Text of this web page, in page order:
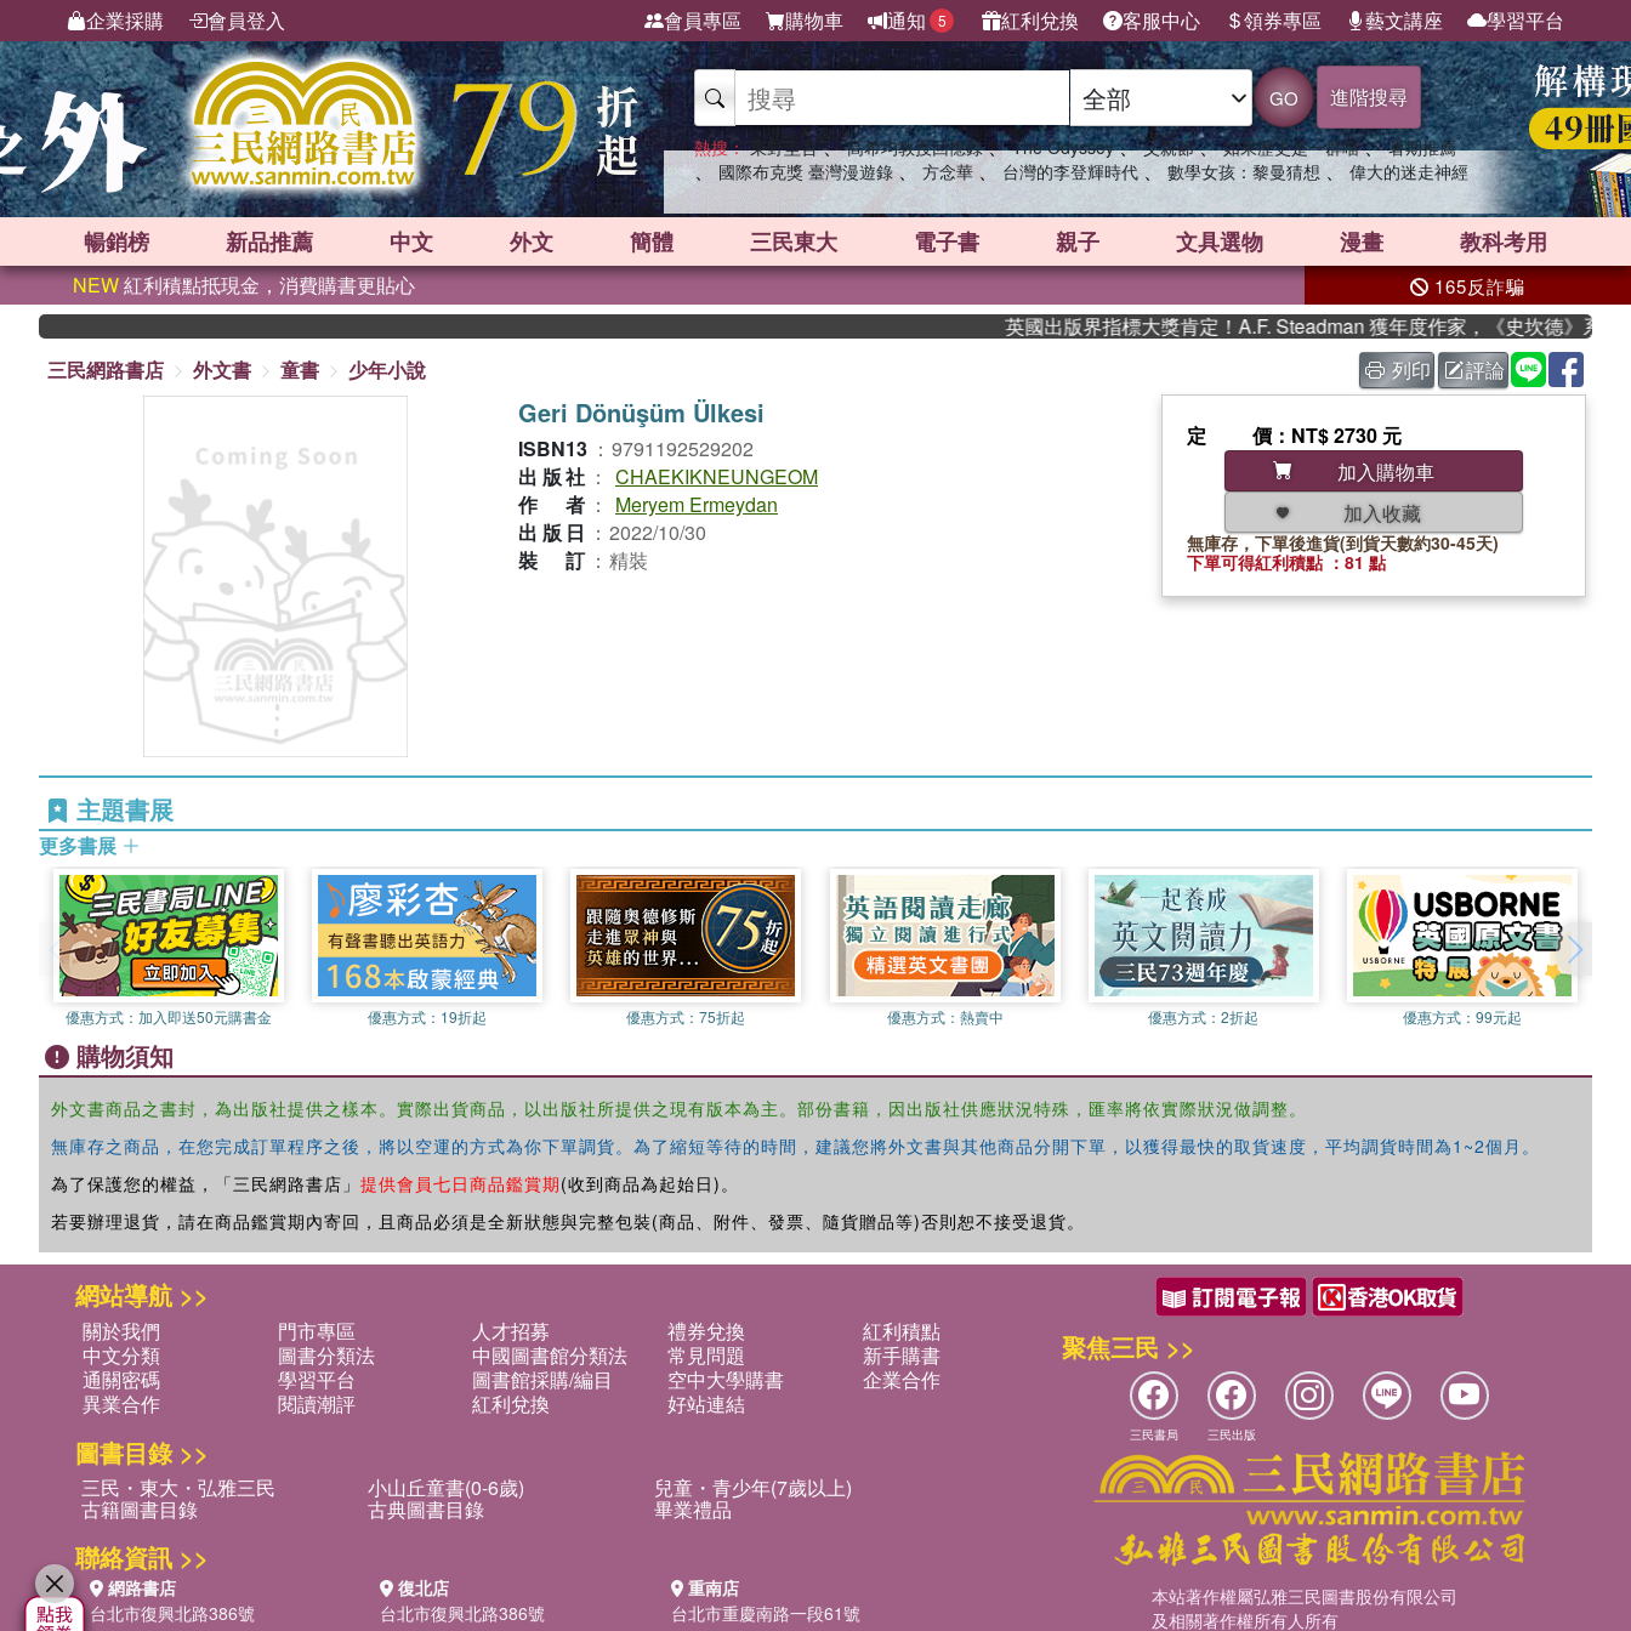
企業採購 會員登入 會員專區 購物車 通知 5 紅利兌換 客服中心 領券專區 藝文講座 學習平台
GO 進階搜尋
熱搜： 東野圭吾 、 高希均教授回憶錄 、 The Odyssey 、 父親節 、 如果歷史是一群喵 、 暑期推薦
、 國際布克獎 臺灣漫遊錄 、 方念華 、 台灣的李登輝時代 、 數學女孩：黎曼猜想 、 偉大的迷走神經
暢銷榜 新品推薦 中文 外文 簡體 三民東大 電子書 親子 文具選物 漫畫 教科考用
NEW紅利積點抵現金，消費購書更貼心 165反詐騙
英國出版界指標大獎肯定！A.F. Steadman 獲年度作家，《史坎德》系列帶
三民網路書店
外文書 童書 少年小說 列印 評論
Geri Dönüşüm Ülkesi
ISBN13 ： 9791192529202
出版社 ： CHAEKIKNEUNGEOM
作者 ：
Meryem Ermeydan
出版日 ： 2022/10/30
裝訂 ： 精裝
定價 ：NT$ 2730 元
加入購物車
加入收藏
無庫存，下單後進貨(到貨天數約30-45天)
下單可得紅利積點 ：81 點
主題書展
更多書展
優惠方式： 加入即送50元購書金 優惠方式： 19折起 優惠方式：75折起 優惠方式： 熱賣中 優惠方式：2折起 優惠方式：99元起
購物須知
外文書商品之書封，為出版社提供之樣本。實際出貨商品，以出版社所提供之現有版本為主。部份書籍，因出版社供應狀況特殊，匯率將依實際狀況做調整。
無庫存之商品，在您完成訂單程序之後，將以空運的方式為你下單調貨。為了縮短等待的時間，建議您將外文書與其他商品分開下單，以獲得最快的取貨速度，平均調貨時間為1~2個月。
為了保護您的權益，「三民網路書店」 提供會員七日商品鑑賞期(收到商品為起始日)。
若要辦理退貨，請在商品鑑賞期內寄回，且商品必須是全新狀態與完整包裝(商品、附件、發票、隨貨贈品等)否則恕不接受退貨。
網站導航 >>
關於我們 門市專區 人才招募 禮券兌換
紅利積點
中文分類
圖書分類法 中國圖書館分類法 常見問題
新手購書
通關密碼
學習平台 圖書館採購/編目 空中大學購書
企業合作
異業合作
閱讀潮評 紅利兌換 好站連結
圖書目錄 >>
三民・東大・弘雅三民 小山丘童書(0-6歲) 兒童・青少年(7歲以上)
古籍圖書目錄 古典圖書目錄 畢業禮品
聯絡資訊 >>
網路書店
台北市復興北路386號
復北店
台北市復興北路386號
重南店
台北市重慶南路一段61號
聚焦三民 >>
三民書局 三民出版
本站著作權屬弘雅三民圖書股份有限公司
及相關著作權所有人所有